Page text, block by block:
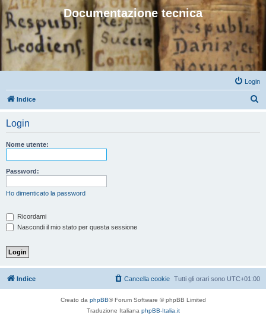
Documentazione tecnica
Login
Indice
Login
Nome utente:
Password:
Ho dimenticato la password
Ricordami
Nascondi il mio stato per questa sessione
Indice Tutti gli orari sono UTC+01:00
Cancella cookie
Creato da phpBB® Forum Software © phpBB Limited
Traduzione Italiana phpBB-Italia.it